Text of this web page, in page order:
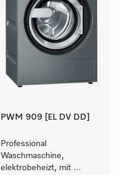
PWM 909 [EL DV DD]
Professional
Waschmaschine,
elektrobeheizt, mit